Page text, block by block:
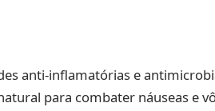
anti-inflamatórias e
para combater náuseas e